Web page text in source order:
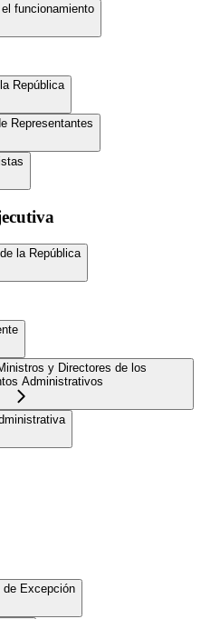
funcionamiento
República
Representantes
la República
y Directores de los
Administrativos
Excepción